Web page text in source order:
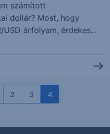
számított
dollár? Most, hogy
árfolyam, érdekes...
2 3 4